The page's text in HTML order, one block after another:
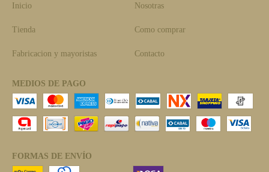
Inicio Nosotras
Tienda Como comprar
Fabricacion y mayoristas Contacto
MEDIOS DE PAGO
FORMAS DE ENVÍO